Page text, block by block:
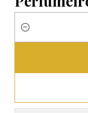
Quantidade